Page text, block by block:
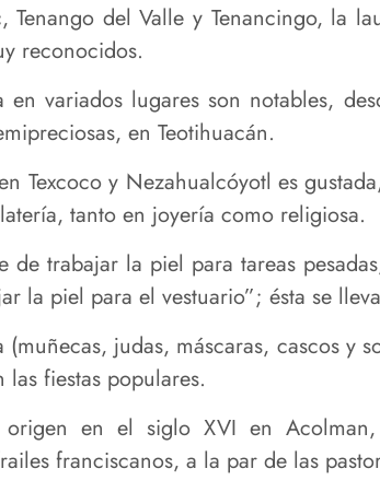
Tenango del Valle y Tenancingo, la
reconocidos.
variados lugares son notables,
en Teotihuacán.
Texcoco y Nezahualcóyotl es
tanto en joyería como religiosa.
de trabajar la piel para tareas
la piel para el vestuario”; ésta se
judas, máscaras, cascos y
fiestas populares.
origen en el siglo XVI en
franciscanos, a la par de las